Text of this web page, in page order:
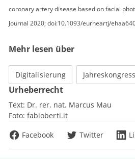
coronary artery disease based on facial
Journal 2020; doi:10.1093/eurheartj/
Mehr lesen über
Digitalisierung Jahreskongress
Urheberrecht
Text: Dr. rer. nat. Marcus Mau
Foto: fabioberti.it
Facebook
Twitter